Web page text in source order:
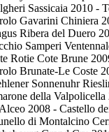
Sassicaia 2010 -
Gavarini Chiniera
Ribera del Duero
Samperi
Rotie Cote Brune
Brunate-Le Coste
Sonnenuhr
della
2008 - Castello
di Montalcino